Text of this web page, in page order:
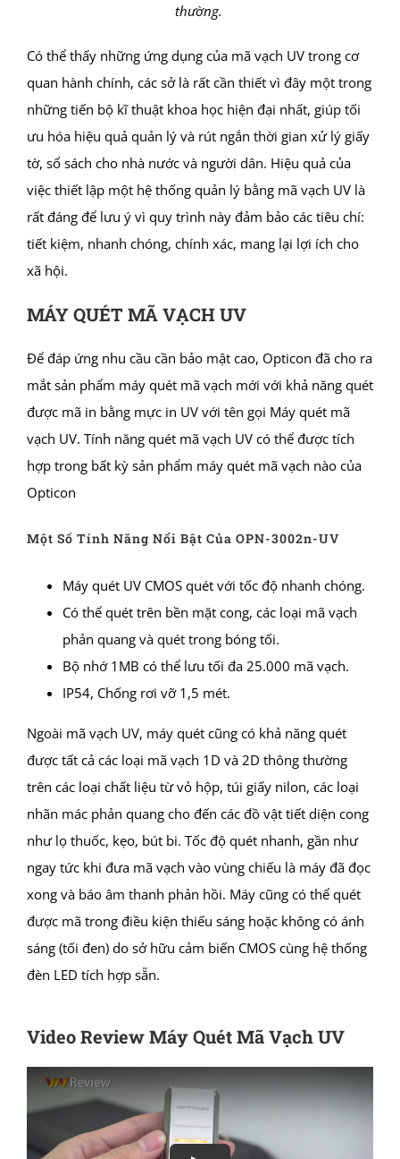
thường.
Có thể thấy những ứng dụng của mã vạch UV trong cơ
quan hành chính, các sở là rất cần thiết vì đây một trong
những tiến bộ kĩ thuật khoa học hiện đại nhất, giúp tối
ưu hóa hiệu quả quản lý và rút ngắn thời gian xử lý giấy
tờ, sổ sách cho nhà nước và người dân. Hiệu quả của
việc thiết lập một hệ thống quản lý bằng mã vạch UV là
rất đáng để lưu ý vì quy trình này đảm bảo các tiêu chí:
tiết kiệm, nhanh chóng, chính xác, mang lại lợi ích cho
xã hội.
MÁY QUÉT MÃ VẠCH UV
Để đáp ứng nhu cầu cần bảo mật cao, Opticon đã cho ra
mắt sản phẩm máy quét mã vạch mới với khả năng quét
được mã in bằng mực in UV với tên gọi Máy quét mã
vạch UV. Tính năng quét mã vạch UV có thể được tích
hợp trong bất kỳ sản phẩm máy quét mã vạch nào của
Opticon
Một Số Tính Năng Nổi Bật Của OPN-3002n-UV
Máy quét UV CMOS quét với tốc độ nhanh chóng.
Có thể quét trên bền mặt cong, các loại mã vạch
phản quang và quét trong bóng tối.
Bộ nhớ 1MB có thể lưu tối đa 25.000 mã vạch.
IP54, Chống rơi vỡ 1,5 mét.
Ngoài mã vạch UV, máy quét cũng có khả năng quét
được tất cả các loại mã vạch 1D và 2D thông thường
trên các loại chất liệu từ vỏ hộp, túi giấy nilon, các loại
nhãn mác phản quang cho đến các đồ vật tiết diện cong
như lọ thuốc, kẹo, bút bi. Tốc độ quét nhanh, gần như
ngay tức khi đưa mã vạch vào vùng chiếu là máy đã đọc
xong và báo âm thanh phản hồi. Máy cũng có thể quét
được mã trong điều kiện thiếu sáng hoặc không có ánh
sáng (tối đen) do sở hữu cảm biến CMOS cùng hệ thống
đèn LED tích hợp sẵn.
Video Review Máy Quét Mã Vạch UV